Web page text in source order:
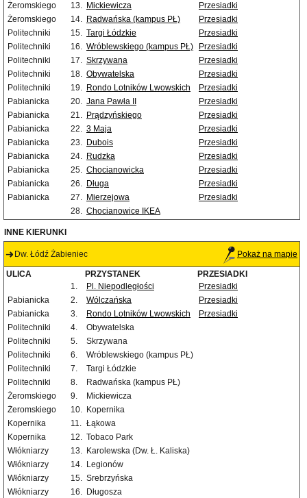
Żeromskiego
13. Mickiewicza
Przesiadki
Żeromskiego
14. Radwańska (kampus PŁ)
Przesiadki
Politechniki
15. Targi Łódzkie
Przesiadki
Politechniki
16. Wróblewskiego (kampus PŁ)
Przesiadki
Politechniki
17. Skrzywana
Przesiadki
Politechniki
18. Obywatelska
Przesiadki
Politechniki
19. Rondo Lotników Lwowskich
Przesiadki
Pabianicka
20. Jana Pawła II
Przesiadki
Pabianicka
21. Prądzyńskiego
Przesiadki
Pabianicka
22. 3 Maja
Przesiadki
Pabianicka
23. Dubois
Przesiadki
Pabianicka
24. Rudzka
Przesiadki
Pabianicka
25. Chocianowicka
Przesiadki
Pabianicka
26. Długa
Przesiadki
Pabianicka
27. Mierzejowa
Przesiadki
28. Chocianowice IKEA
INNE KIERUNKI
Dw. Łódź Żabieniec Pokaż na mapie
ULICA PRZYSTANEK
PRZESIADKI
1.
Pl. Niepodległości
Przesiadki
Pabianicka
2. Wólczańska
Przesiadki
Pabianicka
3. Rondo Lotników Lwowskich
Przesiadki
Politechniki
4.
Obywatelska
Politechniki
5.
Skrzywana
Politechniki
6.
Wróblewskiego (kampus PŁ)
Politechniki
7.
Targi Łódzkie
Politechniki
8.
Radwańska (kampus PŁ)
Żeromskiego
9.
Mickiewicza
Żeromskiego
10. Kopernika
Kopernika
11. Łąkowa
Kopernika
12. Tobaco Park
Włókniarzy
13. Karolewska (Dw. Ł. Kaliska)
Włókniarzy
14. Legionów
Włókniarzy
15. Srebrzyńska
Włókniarzy
16. Długosza